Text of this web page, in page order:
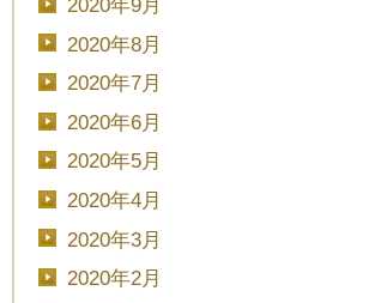
2020年9月
2020年8月
2020年7月
2020年6月
2020年5月
2020年4月
2020年3月
2020年2月
■■■タイトル■■■
TEL.0120-117-548